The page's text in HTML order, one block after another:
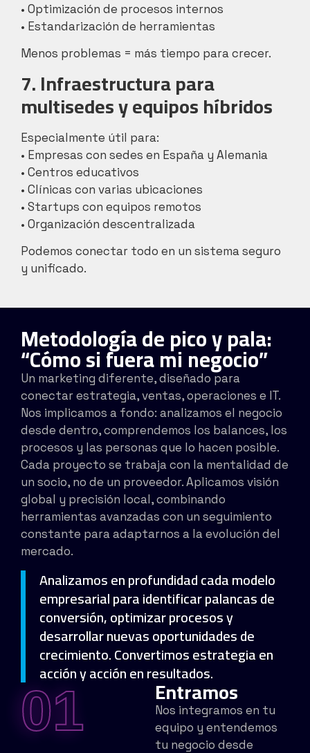
• Optimización de procesos internos
• Estandarización de herramientas
Menos problemas = más tiempo para crecer.
7. Infraestructura para
multisedes y equipos híbridos
Especialmente útil para:
• Empresas con sedes en España y Alemania
• Centros educativos
• Clínicas con varias ubicaciones
• Startups con equipos remotos
• Organización descentralizada
Podemos conectar todo en un sistema seguro
y unificado.
Metodología de pico y pala:
“Cómo si fuera mi negocio”
Un marketing diferente, diseñado para
conectar estrategia, ventas, operaciones e IT.
Nos implicamos a fondo: analizamos el negocio
desde dentro, comprendemos los balances, los
procesos y las personas que lo hacen posible.
Cada proyecto se trabaja con la mentalidad de
un socio, no de un proveedor. Aplicamos visión
global y precisión local, combinando
herramientas avanzadas con un seguimiento
constante para adaptarnos a la evolución del
mercado.
Analizamos en profundidad cada modelo
empresarial para identificar palancas de
conversión, optimizar procesos y
desarrollar nuevas oportunidades de
crecimiento. Convertimos estrategia en
acción y acción en resultados.
01 Entramos
Nos integramos en tu
equipo y entendemos
tu negocio desde